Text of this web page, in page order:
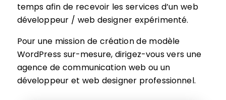
temps afin de recevoir les services d’un web
développeur / web designer expérimenté.
Pour une mission de création de modèle
WordPress sur-mesure, dirigez-vous vers une
agence de communication web ou un
développeur et web designer professionnel.